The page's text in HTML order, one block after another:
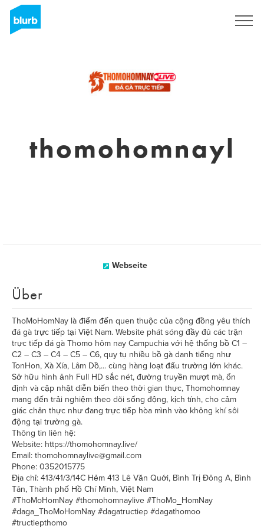
thomohomnayl
Webseite
Über
ThoMoHomNay là điểm đến quen thuộc của cộng đồng yêu thích
đá gà trực tiếp tại Việt Nam. Website phát sóng đầy đủ các trận
trực tiếp đá gà Thomo hôm nay Campuchia với hệ thống bồ C1 –
C2 – C3 – C4 – C5 – C6, quy tụ nhiều bồ gà danh tiếng như
TonHon, Xà Xía, Lâm Dồ,... cùng hàng loạt đấu trường lớn khác.
Sở hữu hình ảnh Full HD sắc nét, đường truyền mượt mà, ổn
định và cập nhật diễn biến theo thời gian thực, Thomohomnay
mang đến trải nghiệm theo dõi sống động, kịch tính, cho cảm
giác chân thực như đang trực tiếp hòa mình vào không khí sôi
động tại trường gà.
Thông tin liên hệ:
Website: https://thomohomnay.live/
Email: thomohomnaylive@gmail.com
Phone: 0352015775
Địa chỉ: 413/41/3/14C Hẻm 413 Lê Văn Quới, Bình Trị Đông A, Bình
Tân, Thành phố Hồ Chí Minh, Việt Nam
#ThoMoHomNay #thomohomnaylive #ThoMo_HomNay
#daga_ThoMoHomNay #dagatructiep #dagathomoo
#tructiepthomo